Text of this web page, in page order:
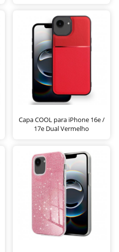
Capa COOL para iPhone 16e /
17e Dual Vermelho